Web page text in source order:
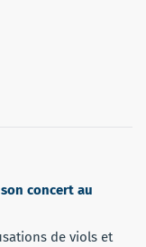
concert au
de viols et